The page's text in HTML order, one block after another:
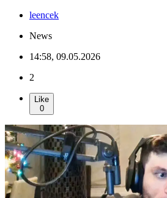
leencek
News
14:58, 09.05.2026
2
Like
0